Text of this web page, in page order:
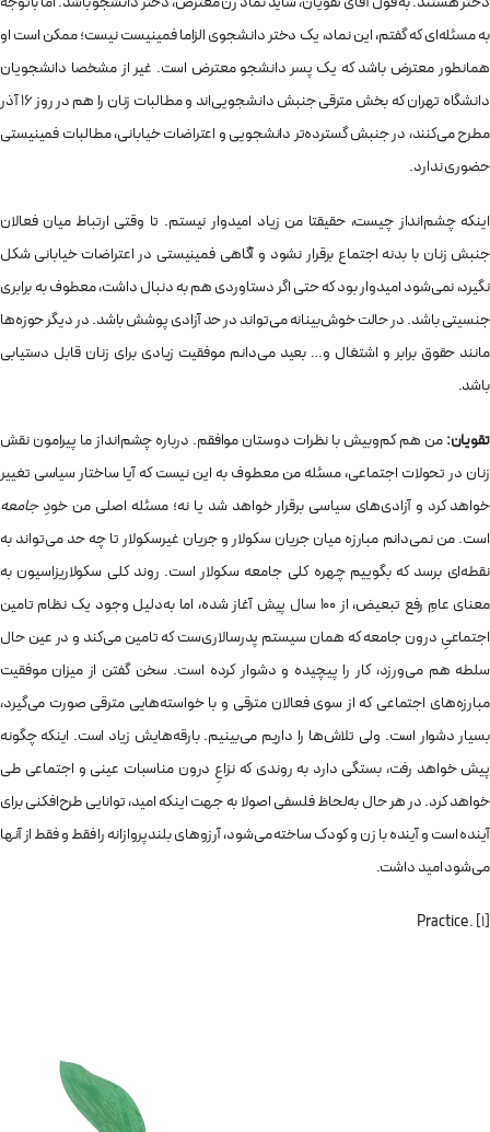
به مسئله‌ای که گفتم، این نماد، یک دختر دانشجوی الزاما فمینیست نیست؛ ممکن است او
همانطور معترض باشد که یک پسر دانشجو معترض است. غیر از مشخصا دانشجویان
دانشگاه تهران که بخش مترقی جنبش دانشجویی‌اند و مطالبات زنان را هم در روز 16 آذر
مطرح می‌کنند، در جنبش گسترده‌تر دانشجویی و اعتراضات خیابانی، مطالبات فمینیستی
حضوری ندارد.
اینکه چشم‌انداز چیست، حقیقتا من زیاد امیدوار نیستم. تا وقتی ارتباط میان فعالان
جنبش زنان با بدنه اجتماع برقرار نشود و آگاهی فمینیستی در اعتراضات خیابانی شکل
نگیرد، نمی‌شود امیدوار بود که حتی اگر دستاوردی هم به دنبال داشت، معطوف به برابری
جنسیتی باشد. در حالت خوش‌بینانه می‌تواند در حد آزادی پوشش باشد. در دیگر حوزه‌ها
مانند حقوق برابر و اشتغال و… بعید می‌دانم موفقیت زیادی برای زنان قابل دستیابی
باشد.
تقویان:من هم کم‌وبیش با نظرات دوستان موافقم. درباره چشم‌انداز ما پیرامون نقش
زنان در تحولات اجتماعی، مسئله من معطوف به این نیست که آیا ساختار سیاسی تغییر
خواهد کرد و آزادی‌های سیاسی برقرار خواهد شد یا نه؛ مسئله اصلی من خودِجامعه
است. من نمی‌دانم مبارزه میان جریان سکولار و جریان غیرسکولار تا چه حد می‌تواند به
نقطه‌ای برسد که بگوییم چهره کلی جامعه سکولار است. روند کلی سکولاریزاسیون به
معنای عامِ رفع تبعیض، از 100 سال پیش آغاز شده، اما به‌دلیل وجود یک نظام تامین
اجتماعیِ درون جامعه که همان سیستم پدرسالاری‌ست که تامین می‌کند و در عین حال
سلطه هم می‌ورزد، کار را پیچیده و دشوار کرده است. سخن گفتن از میزان موفقیت
مبارزه‌های اجتماعی که از سوی فعالان مترقی و با خواسته‌هایی مترقی صورت می‌گیرد،
بسیار دشوار است. ولی تلاش‌ها را داریم می‌بینیم. بارقه‌هایش زیاد است. اینکه چگونه
پیش خواهد رفت، بستگی دارد به روندی که نزاعِ درون مناسبات عینی و اجتماعی طی
خواهد کرد. در هر حال به‌لحاظ فلسفی اصولا به جهت اینکه امید، توانایی طرح‌افکنی برای
آینده است و آینده با زن و کودک ساخته می‌شود، آرزوهای بلندپروازانه را فقط و فقط از آنها
می‌شود امید داشت.
[1]
. Practice